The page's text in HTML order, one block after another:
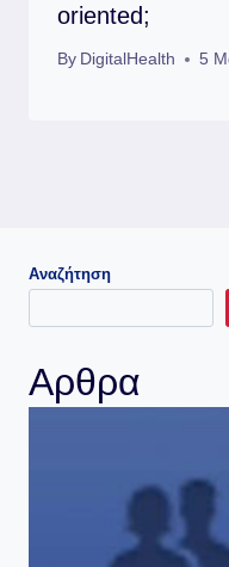
oriented;
By DigitalHealth 5
Αναζήτηση
Αρθρα